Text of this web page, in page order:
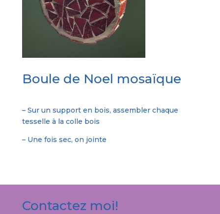
Boule de Noel mosaïque
– Sur un support en bois, assembler chaque
tesselle à la colle bois
– Une fois sec, on jointe
Contactez moi!